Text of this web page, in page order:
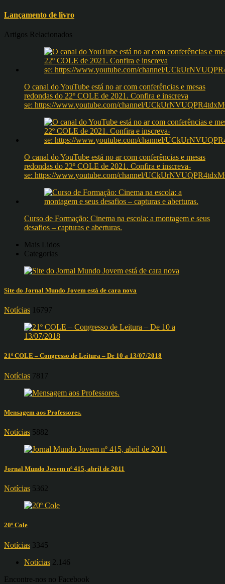
Lançamento de livro
Artigos Relacionados
O canal do YouTube está no ar com conferências e mesas
redondas do 22º COLE de 2021. Confira e inscreva
se: https://www.youtube.com/channel/
O canal do YouTube está no ar com conferências e mesas
redondas do 22º COLE de 2021. Confira e inscreva-
se: https://www.youtube.com/channel/
Curso de Formação: Cinema na escola: a montagem e seus
desafios – capturas e aberturas.
Mais Lidos
Categorias
Site do Jornal Mundo Jovem está de cara nova
Notícias 16797
21º COLE – Congresso de Leitura – De 10 a 13/07/2018
Notícias 7817
Mensagem aos Professores.
Notícias 5882
Jornal Mundo Jovem nº 415, abril de 2011
Notícias 5362
20º Cole
Notícias 3345
Notícias 2.146
Encontre-nos no Facebook